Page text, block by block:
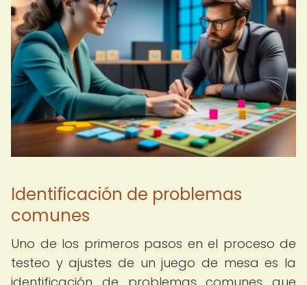
Identificación de problemas
comunes
Uno de los primeros pasos en el proceso de
testeo y ajustes de un juego de mesa es la